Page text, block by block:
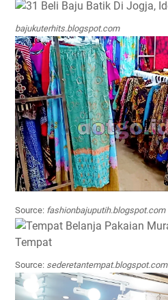
bajukuterhits.blogspot.com
Source: fashionbajuputih.blogspot.com
Source: sederetantempat.blogspot.com